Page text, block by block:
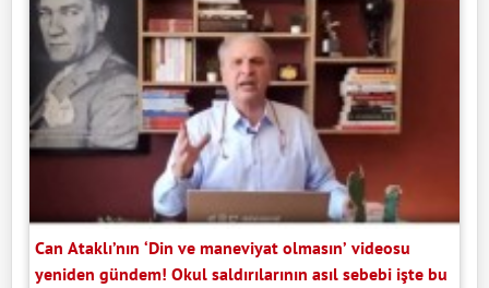
Can Ataklı’nın ‘Din ve maneviyat olmasın’ videosu
yeniden gündem! Okul saldırılarının asıl sebebi işte bu